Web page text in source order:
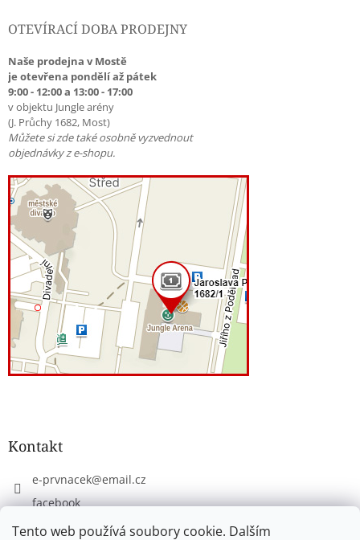
Tento web používá soubory cookie. Dalším
OTEVÍRACÍ DOBA PRODEJNY
Naše prodejna v Mostě
je otevřena pondělí až pátek
9:00 - 12:00 a 13:00 - 17:00
v objektu Jungle arény
(J. Průchy 1682, Most)
Můžete si zde také osobně vyzvednout
objednávky z e-shopu.
Kontakt
e-prvnacek@email.cz
facebook
eprvnacek